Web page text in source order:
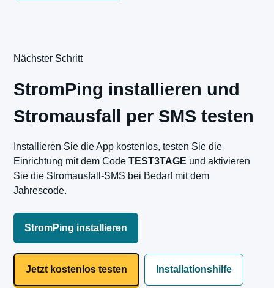
Nächster Schritt
StromPing installieren und
Stromausfall per SMS testen
Installieren Sie die App kostenlos, testen Sie die
Einrichtung mit dem Code TEST3TAGE und aktivieren
Sie die Stromausfall-SMS bei Bedarf mit dem
Jahrescode.
StromPing installieren
Jetzt kostenlos testen Installationshilfe